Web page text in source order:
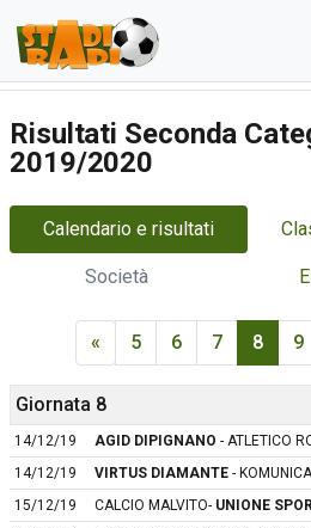
Risultati Seconda
2019/2020
Calendario e risultati
Società
« 5 6 7 8 9
Giornata 8
14/12/19 AGID DIPIGNANO - ATLETICO
14/12/19
VIRTUS DIAMANTE -
15/12/19
CALCIO MALVITO- UNIONE